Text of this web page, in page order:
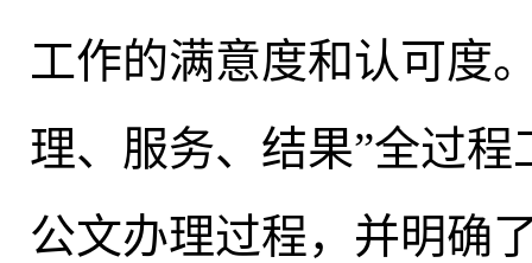
工作的满意度和认可度
理、服务、结果”全过
公文办理过程， 并明确